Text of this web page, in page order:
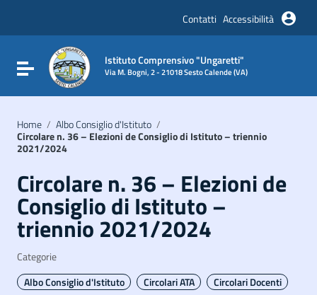
Vai al footer
Contatti Accessibilità
Attiva / disattiva la navigazione
Istituto Comprensivo "Ungaretti"
Via M. Bogni, 2 - 21018 Sesto Calende (VA)
Home / Albo Consiglio d'Istituto /
Circolare n. 36 – Elezioni de Consiglio di Istituto – triennio
2021/2024
Circolare n. 36 – Elezioni de
Consiglio di Istituto –
triennio 2021/2024
Categorie
Albo Consiglio d'Istituto
Circolari ATA
Circolari Docenti